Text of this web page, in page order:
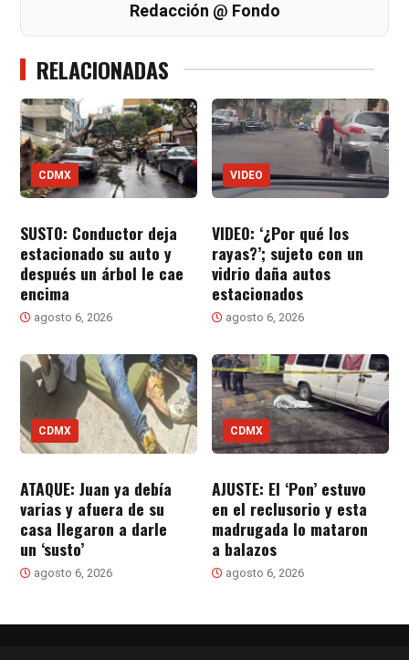
Redacción @ Fondo
RELACIONADAS
CDMX
SUSTO: Conductor deja
estacionado su auto y
después un árbol le cae
encima
agosto 6, 2026
VIDEO
VIDEO: ‘¿Por qué los
rayas?’; sujeto con un
vidrio daña autos
estacionados
agosto 6, 2026
CDMX
ATAQUE: Juan ya debía
varias y afuera de su
casa llegaron a darle
un ‘susto’
agosto 6, 2026
CDMX
AJUSTE: El ‘Pon’ estuvo
en el reclusorio y esta
madrugada lo mataron
a balazos
agosto 6, 2026